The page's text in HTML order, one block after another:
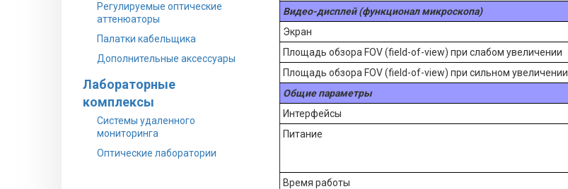
Регулируемые оптические
аттенюаторы
Палатки кабельщика
Дополнительные аксессуары
Лабораторные
комплексы
Системы удаленного
мониторинга
Оптические лаборатории
Видео-дисплей (функционал микроскопа)
Экран
Площадь обзора FOV (field-of-view) при слабом увеличении
Площадь обзора FOV (field-of-view) при сильном увеличении
Общие параметры
Интерфейсы
Питание
Время работы